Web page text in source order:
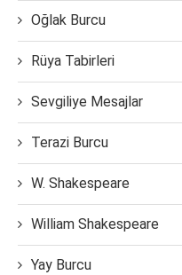
Oğlak Burcu
Rüya Tabirleri
Sevgiliye Mesajlar
Terazi Burcu
W. Shakespeare
William Shakespeare
Yay Burcu